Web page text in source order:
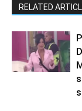
RELATED